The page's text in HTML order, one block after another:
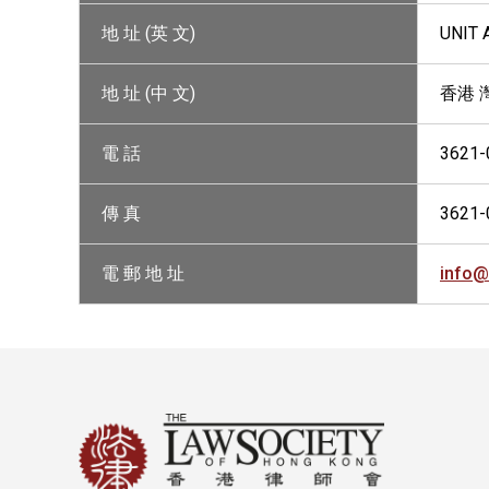
地 址 (英 文) UNIT
地 址 (中 文) 香港
電 話
傳 真
電 郵 地 址